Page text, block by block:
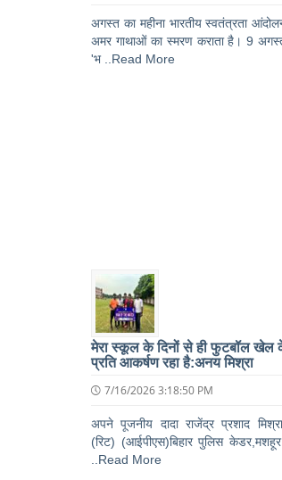
अगस्त का महीना भारतीय स्वतंत्रता
अमर गाथाओं का स्मरण कराता है। 9
'भ ..Read More
मेरा स्कूल के दिनों से ही फुटबॉल खेल
प्रति आकर्षण रहा है:अनय मिश्रा
7/16/2026 3:18:50 PM
अपने पूजनीय दादा राजेंद्र प्रशाद
(रिट) (आईपीएस)बिहार पुलिस
..Read More